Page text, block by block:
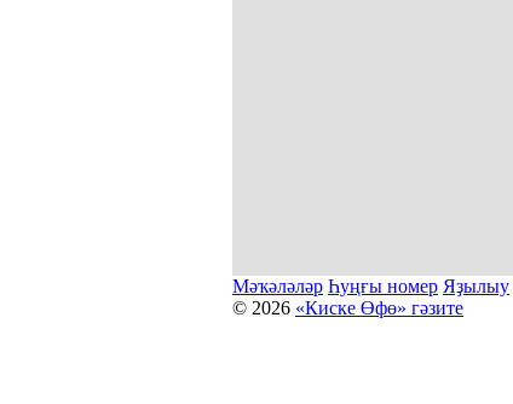
Мәҡәләләр Һуңғы номер Яҙылыу
© 2026 «Киске Өфө» гәзите